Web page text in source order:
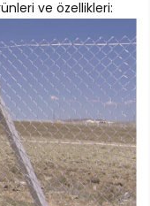
ve özellikleri: